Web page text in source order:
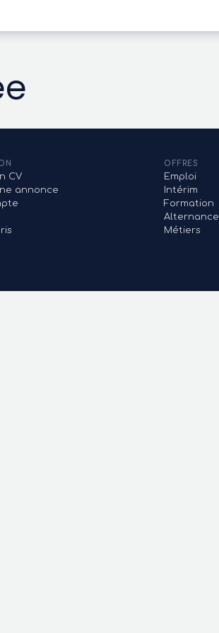
CV
annonce
OFFRES
Emploi
Intérim
Formation
Alternance
Métiers